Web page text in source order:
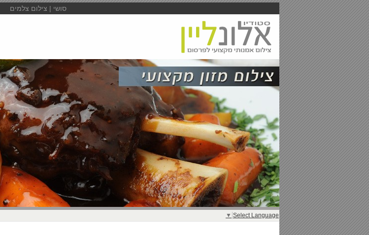
סושי | צילום צלמים
Select Language
▼